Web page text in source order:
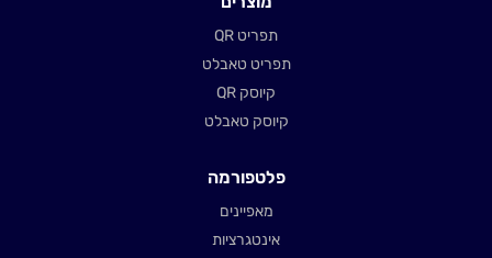
תפריט QR
תפריט טאבלט
קיוסק QR
קיוסק טאבלט
פלטפורמה
מאפיינים
אינטגרציות